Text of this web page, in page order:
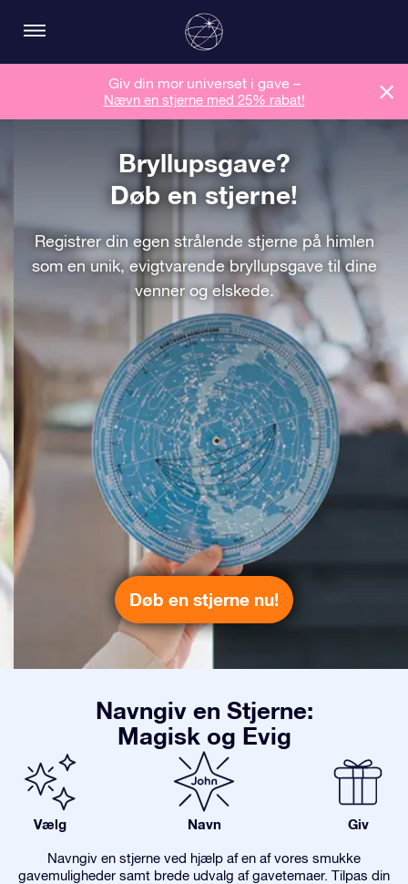
Giv din mor universet i gave –
Nævn en stjerne med 25% rabat!
Bryllupsgave?
Døb en stjerne!
Registrer din egen strålende stjerne på himlen
som en unik, evigtvarende bryllupsgave til dine
venner og elskede.
Døb en stjerne nu!
Navngiv en Stjerne:
Magisk og Evig
Vælg Navn Giv
Navngiv en stjerne ved hjælp af en af vores smukke
gavemuligheder samt brede udvalg af gavetemaer. Tilpas din